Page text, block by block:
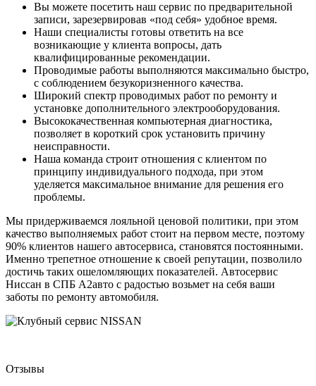
Вы можете посетить наш сервис по предварительной
записи, зарезервировав «под себя» удобное время.
Наши специалисты готовы ответить на все
возникающие у клиента вопросы, дать
квалифицированные рекомендации.
Проводимые работы выполняются максимально быстро,
с соблюдением безукоризненного качества.
Широкий спектр проводимых работ по ремонту и
установке дополнительного электрооборудования.
Высококачественная компьютерная диагностика,
позволяет в короткий срок установить причину
неисправности.
Наша команда строит отношения с клиентом по
принципу индивидуального подхода, при этом
уделяется максимальное внимание для решения его
проблемы.
Мы придерживаемся лояльной ценовой политики, при этом
качество выполняемых работ стоит на первом месте, поэтому
90% клиентов нашего автосервиса, становятся постоянными.
Именно трепетное отношение к своей репутации, позволило
достичь таких ошеломляющих показателей. Автосервис
Ниссан в СПБ А2авто с радостью возьмет на себя ваши
заботы по ремонту автомобиля.
Отзывы